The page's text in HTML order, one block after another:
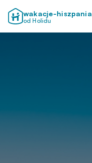
wakacje-hiszpania
od Holidu